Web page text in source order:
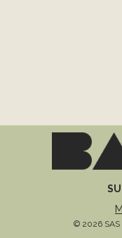
© 2026 SAS